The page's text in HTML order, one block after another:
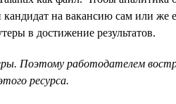
на вакансию сам или
в достижение результатов.
Поэтому работодателем
ресурса.